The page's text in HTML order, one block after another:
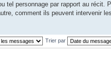
personnage par rapport au récit.
comment ils peuvent intervenir
Trier par